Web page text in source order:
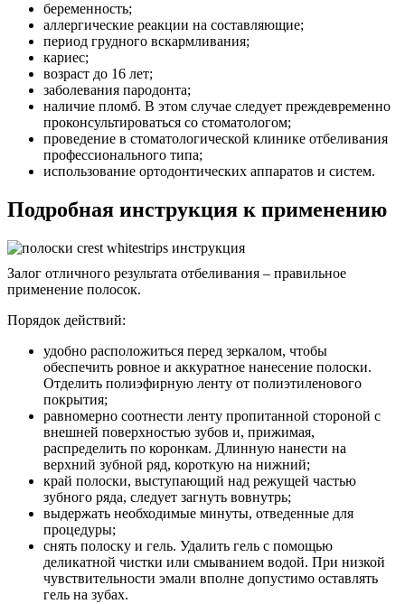
беременность;
аллергические реакции на составляющие;
период грудного вскармливания;
кариес;
возраст до 16 лет;
заболевания пародонта;
наличие пломб. В этом случае следует преждевременно
проконсультироваться со стоматологом;
проведение в стоматологической клинике отбеливания
профессионального типа;
использование ортодонтических аппаратов и систем.
Подробная инструкция к применению
Залог отличного результата отбеливания – правильное
применение полосок.
Порядок действий:
удобно расположиться перед зеркалом, чтобы
обеспечить ровное и аккуратное нанесение полоски.
Отделить полиэфирную ленту от полиэтиленового
покрытия;
равномерно соотнести ленту пропитанной стороной с
внешней поверхностью зубов и, прижимая,
распределить по коронкам. Длинную нанести на
верхний зубной ряд, короткую на нижний;
край полоски, выступающий над режущей частью
зубного ряда, следует загнуть вовнутрь;
выдержать необходимые минуты, отведенные для
процедуры;
снять полоску и гель. Удалить гель с помощью
деликатной чистки или смыванием водой. При низкой
чувствительности эмали вполне допустимо оставлять
гель на зубах.